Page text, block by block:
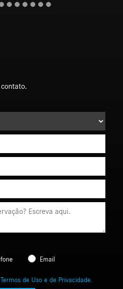
Email
de Uso e de Privacidade.